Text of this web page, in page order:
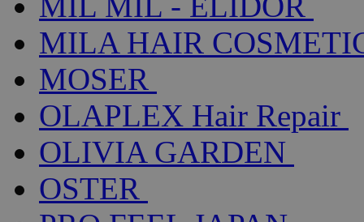
MILA HAIR
MOSER
OLAPLEX Hair Repair
OLIVIA GARDEN
OSTER